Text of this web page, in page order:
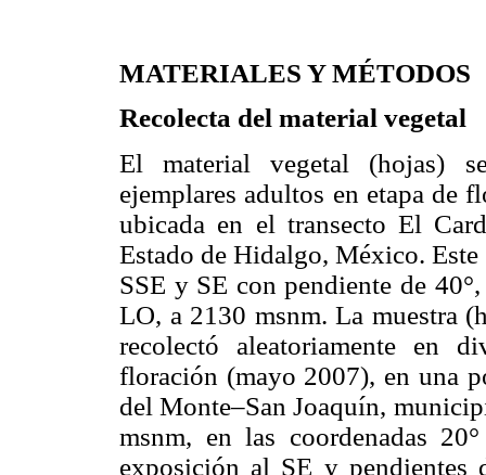
MATERIALES Y MÉTODOS
Recolecta del material vegetal
El material vegetal (hojas)
ejemplares adultos en etapa de
ubicada en el transecto El
Estado de Hidalgo, México.
SSE y SE con pendiente de
LO, a 2130 msnm. La muestra
recolectó aleatoriamente en
floración (mayo 2007), en una
del Monte–San Joaquín,
msnm, en las coordenadas
exposición al SE y pendientes